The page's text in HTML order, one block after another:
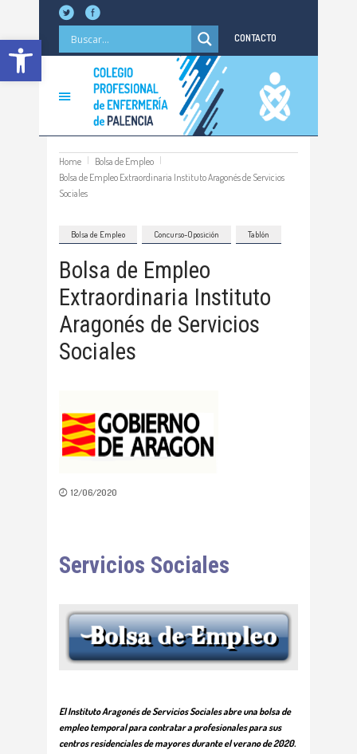
Abrir barra de herramientas CONTACTO
Home
Bolsa de Empleo
Bolsa de Empleo Extraordinaria Instituto Aragonés de Servicios
Sociales
Bolsa de Empleo Concurso-Oposición Tablón
Bolsa de Empleo
Extraordinaria Instituto
Aragonés de Servicios
Sociales
12/06/2020
Servicios Sociales
El Instituto Aragonés de Servicios Sociales abre una bolsa de
empleo temporal para contratar a profesionales para sus
centros residenciales de mayores durante el verano de 2020.